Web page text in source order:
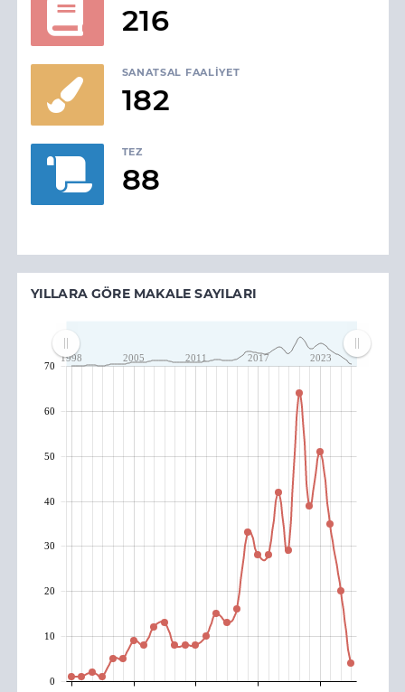
216
SANATSAL FAALIYET
182
TEZ
88
YILLARA GÖRE MAKALE SAYILARI
1998 2005 2011 2017 2023
0
10
20
30
40
50
60
70